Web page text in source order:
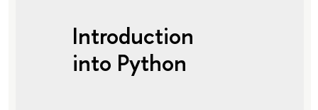
Introduction
into Python